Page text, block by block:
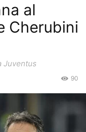
al
Cherubini
Juventus
90